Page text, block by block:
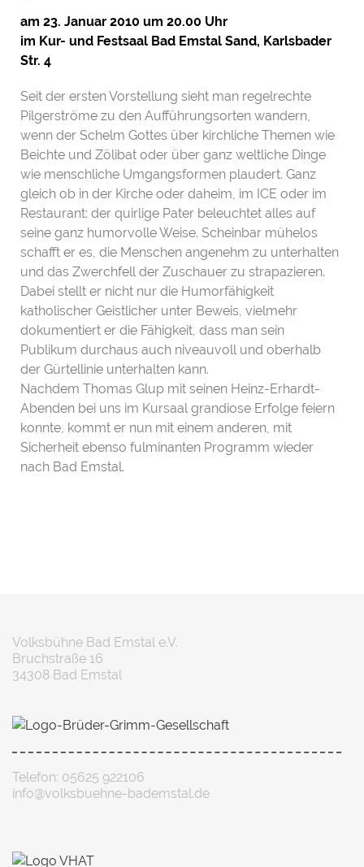
am 23. Januar 2010 um 20.00 Uhr
im Kur- und Festsaal Bad Emstal Sand, Karlsbader
Str. 4
Seit der ersten Vorstellung sieht man regelrechte
Pilgerströme zu den Aufführungsorten wandern,
wenn der Schelm Gottes über kirchliche Themen wie
Beichte und Zölibat oder über ganz weltliche Dinge
wie menschliche Umgangsformen plaudert. Ganz
gleich ob in der Kirche oder daheim, im ICE oder im
Restaurant: der quirlige Pater beleuchtet alles auf
seine ganz humorvolle Weise. Scheinbar mühelos
schafft er es, die Menschen angenehm zu unterhalten
und das Zwerchfell der Zuschauer zu strapazieren.
Dabei stellt er nicht nur die Humorfähigkeit
katholischer Geistlicher unter Beweis, vielmehr
dokumentiert er die Fähigkeit, dass man sein
Publikum durchaus auch niveauvoll und oberhalb
der Gürtellinie unterhalten kann.
Nachdem Thomas Glup mit seinen Heinz-Erhardt-
Abenden bei uns im Kursaal grandiose Erfolge feiern
konnte, kommt er nun mit einem anderen, mit
Sicherheit ebenso fulminanten Programm wieder
nach Bad Emstal.
Volksbühne Bad Emstal e.V.
Bruchstraße 16
34308 Bad Emstal
Telefon: 05625 922106
info@volksbuehne-bademstal.de